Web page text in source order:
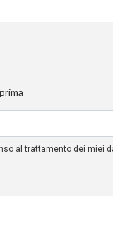
al trattamento dei miei